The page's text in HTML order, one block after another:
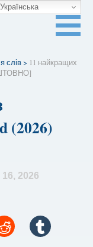
слів> 11 найкращих
(2026)
2026
Українська